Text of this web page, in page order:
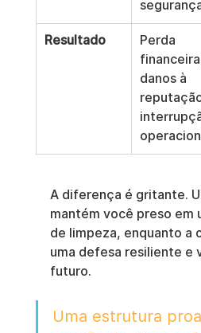
Resultado
Perda
danos à
A diferença é gritante.
mantém você preso em
de limpeza, enquanto a
uma defesa resiliente e
futuro.
Uma estrutura